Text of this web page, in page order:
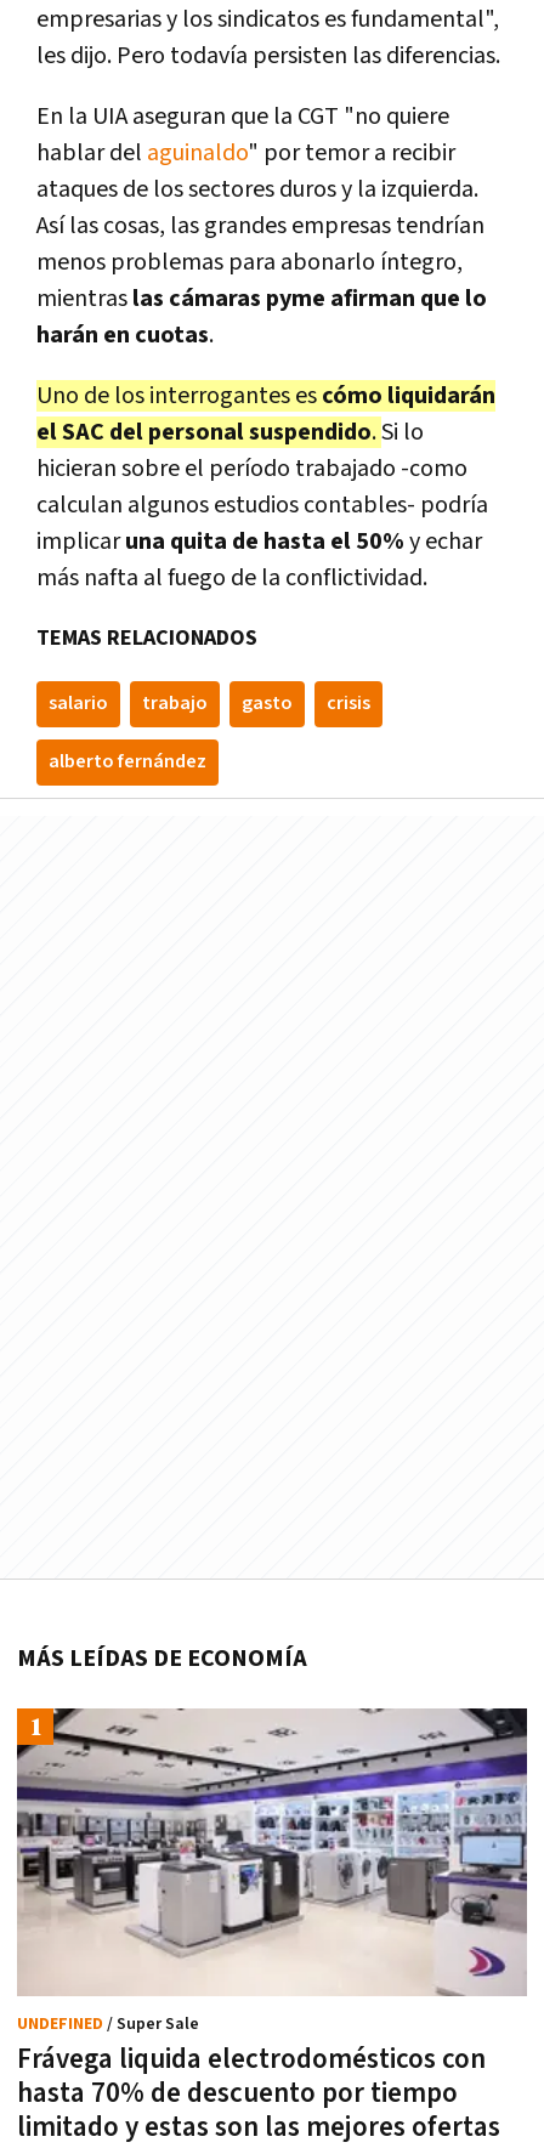
empresarias y los sindicatos es fundamental",
les dijo. Pero todavía persisten las diferencias.
En la UIA aseguran que la CGT "no quiere
hablar del aguinaldo" por temor a recibir
ataques de los sectores duros y la izquierda.
Así las cosas, las grandes empresas tendrían
menos problemas para abonarlo íntegro,
mientraslas cámaras pyme afirman que lo
harán en cuotas.
Uno de los interrogantes escómo liquidarán
el SAC del personal suspendido.Si lo
hicieran sobre el período trabajado -como
calculan algunos estudios contables- podría
implicaruna quita de hasta el 50%y echar
más nafta al fuego de la conflictividad.
TEMAS RELACIONADOS
salario trabajo gasto crisis
alberto fernández
MÁS LEÍDAS DE ECONOMÍA
Frávega liquida electrodomésticos con
hasta 70% de descuento por tiempo
limitado y estas son las mejores ofertas
UNDEFINED / Super Sale